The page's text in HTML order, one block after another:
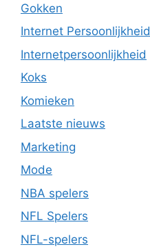
Gokken
Internet Persoonlijkheid
Internetpersoonlijkheid
Koks
Komieken
Laatste nieuws
Marketing
Mode
NBA spelers
NFL Spelers
NFL-spelers